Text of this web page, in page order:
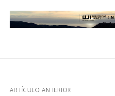
ARTÍCULO ANTERIOR